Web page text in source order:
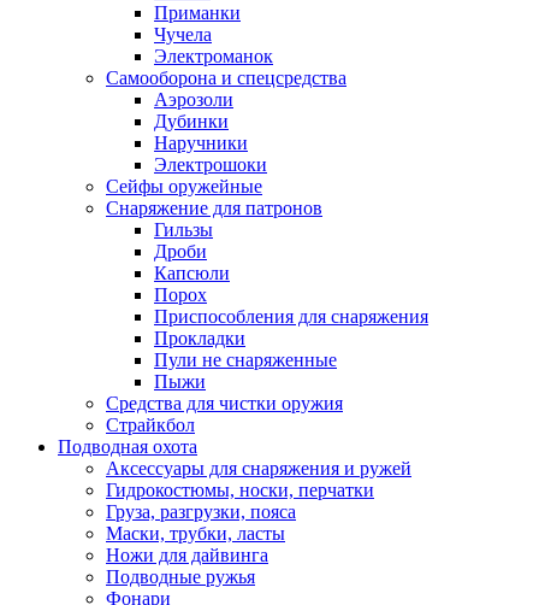
Приманки
Чучела
Электроманок
Самооборона и спецсредства
Аэрозоли
Дубинки
Наручники
Электрошоки
Сейфы оружейные
Снаряжение для патронов
Гильзы
Дроби
Капсюли
Порох
Приспособления для снаряжения
Прокладки
Пули не снаряженные
Пыжи
Средства для чистки оружия
Страйкбол
Подводная охота
Аксессуары для снаряжения и ружей
Гидрокостюмы, носки, перчатки
Груза, разгрузки, пояса
Маски, трубки, ласты
Ножи для дайвинга
Подводные ружья
Фонари